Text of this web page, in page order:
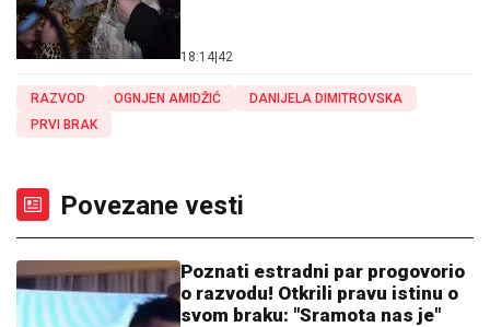
18:14|42
RAZVOD OGNJEN AMIDŽIĆ
DANIJELA DIMITROVSKA
PRVI BRAK
Povezane vesti
Poznati estradni par progovorio
o razvodu! Otkrili pravu istinu o
svom braku: "Sramota nas je"